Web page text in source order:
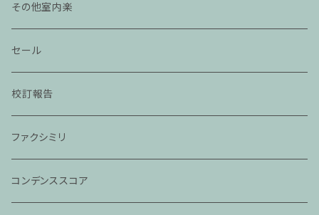
その他室内楽
セール
校訂報告
ファクシミリ
コンデンススコア